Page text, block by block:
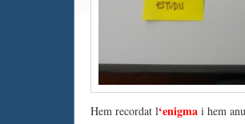
Hem recordat l‘enigmai hem